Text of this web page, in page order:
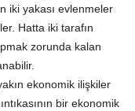
iki yakası evlenmeler
Hatta iki tarafın
zorunda kalan
ekonomik ilişkiler
bir ekonomik